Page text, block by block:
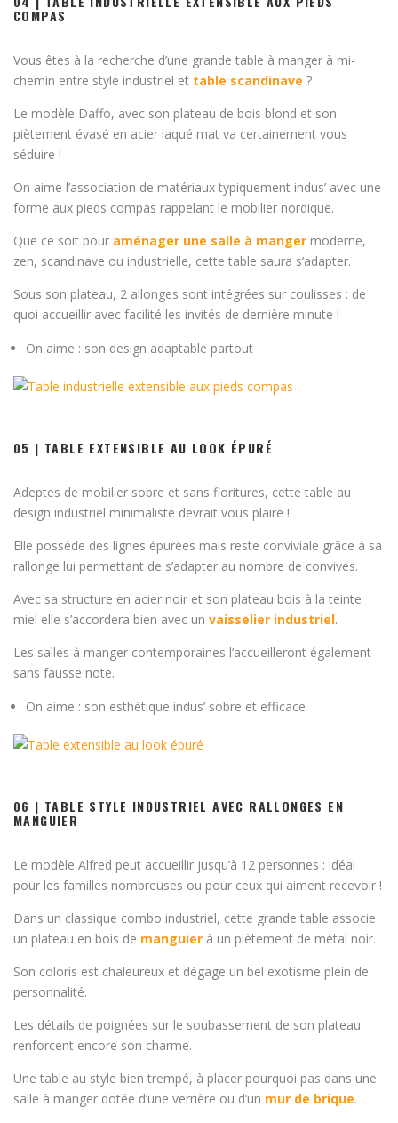
COMPAS
Vous êtes à la recherche d’une grande table à manger à mi-
chemin entre style industriel et table scandinave ?
Le modèle Daffo, avec son plateau de bois blond et son
piètement évasé en acier laqué mat va certainement vous
séduire !
On aime l’association de matériaux typiquement indus’ avec une
forme aux pieds compas rappelant le mobilier nordique.
Que ce soit pour aménager une salle à manger moderne,
zen, scandinave ou industrielle, cette table saura s’adapter.
Sous son plateau, 2 allonges sont intégrées sur coulisses : de
quoi accueillir avec facilité les invités de dernière minute !
On aime : son design adaptable partout
05 | TABLE EXTENSIBLE AU LOOK ÉPURÉ
Adeptes de mobilier sobre et sans fioritures, cette table au
design industriel minimaliste devrait vous plaire !
Elle possède des lignes épurées mais reste conviviale grâce à sa
rallonge lui permettant de s’adapter au nombre de convives.
Avec sa structure en acier noir et son plateau bois à la teinte
miel elle s’accordera bien avec un vaisselier industriel.
Les salles à manger contemporaines l’accueilleront également
sans fausse note.
On aime : son esthétique indus’ sobre et efficace
06 | TABLE STYLE INDUSTRIEL AVEC RALLONGES EN
MANGUIER
Le modèle Alfred peut accueillir jusqu’à 12 personnes : idéal
pour les familles nombreuses ou pour ceux qui aiment recevoir !
Dans un classique combo industriel, cette grande table associe
un plateau en bois de manguier à un piètement de métal noir.
Son coloris est chaleureux et dégage un bel exotisme plein de
personnalité.
Les détails de poignées sur le soubassement de son plateau
renforcent encore son charme.
Une table au style bien trempé, à placer pourquoi pas dans une
salle à manger dotée d’une verrière ou d’un mur de brique.